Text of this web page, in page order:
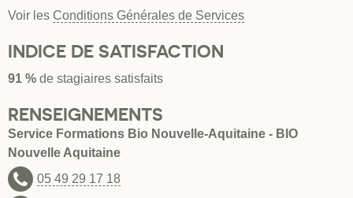
Voir les Conditions Générales de Services
INDICE DE SATISFACTION
91 % de stagiaires satisfaits
RENSEIGNEMENTS
Service Formations Bio Nouvelle-Aquitaine - BIO
Nouvelle Aquitaine
05 49 29 17 18